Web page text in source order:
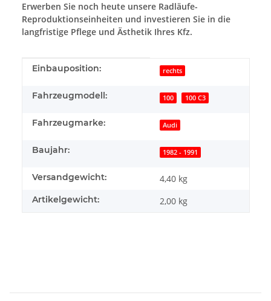
Erwerben Sie noch heute unsere Radläufe-
Reproduktionseinheiten und investieren Sie in die
langfristige Pflege und Ästhetik Ihres Kfz.
Produkteigenschaft
Wert
Einbauposition: rechts
Fahrzeugmodell: 100 100 C3
Fahrzeugmarke: Audi
Baujahr: 1982 - 1991
Versandgewicht: 4,40 kg
Artikelgewicht: 2,00 kg